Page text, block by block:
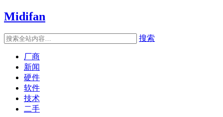
Midifan
搜索
厂商
新闻
硬件
软件
技术
二手